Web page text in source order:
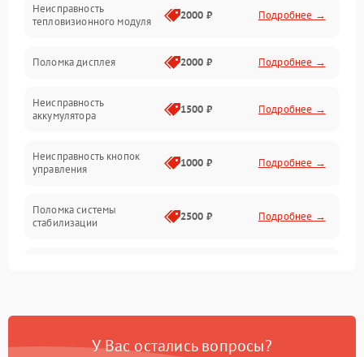
Матрица
Неисправность
тепловизионного модуля
2000 ₽ Подробнее →
Поломка дисплея 2000 ₽ Подробнее →
Неисправность
аккумулятора
1500 ₽ Подробнее →
Неисправность кнопок
управления
1000 ₽ Подробнее →
Поломка системы
стабилизации
2500 ₽ Подробнее →
Неисправность системы
У Вас остались вопросы?